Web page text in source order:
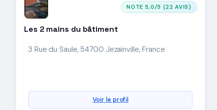
NOTE 5,0/5 (22 AVIS)
Les 2 mains du bâtiment
3 Rue du Saule, 54700 Jezainville, France
Voir le profil